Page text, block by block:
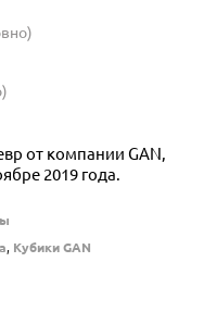
от компании GAN,
2019 года.
, Кубики GAN